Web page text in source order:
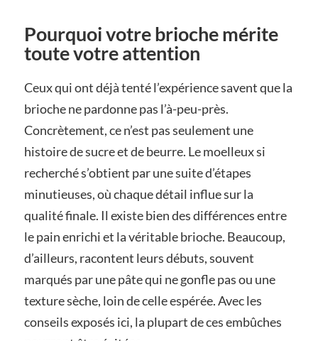
Pourquoi votre brioche mérite
toute votre attention
Ceux qui ont déjà tenté l’expérience savent que la
brioche ne pardonne pas l’à-peu-près.
Concrètement, ce n’est pas seulement une
histoire de sucre et de beurre. Le moelleux si
recherché s’obtient par une suite d’étapes
minutieuses, où chaque détail influe sur la
qualité finale. Il existe bien des différences entre
le pain enrichi et la véritable brioche. Beaucoup,
d’ailleurs, racontent leurs débuts, souvent
marqués par une pâte qui ne gonfle pas ou une
texture sèche, loin de celle espérée. Avec les
conseils exposés ici, la plupart de ces embûches